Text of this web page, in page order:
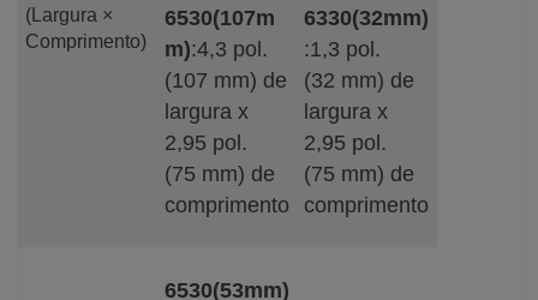
(Largura ×
Comprimento)
6530(107m
m):4,3 pol.
(107 mm) de
largura x
2,95 pol.
(75 mm) de
comprimento
6330(32mm)
:1,3 pol.
(32 mm) de
largura x
2,95 pol.
(75 mm) de
comprimento
6530(53mm)